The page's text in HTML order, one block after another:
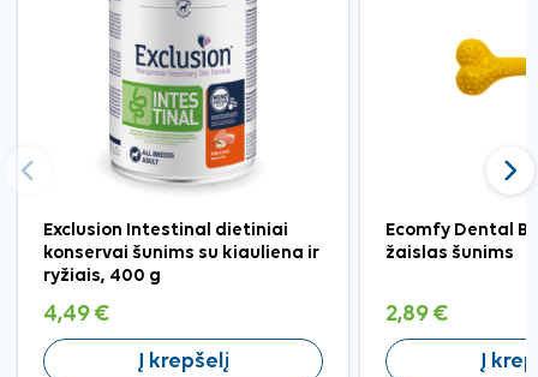
Exclusion Intestinal dietiniai
konservai šunims su kiauliena ir
ryžiais, 400 g
4,49 €
Į krepšelį
Ecomfy Dental
žaislas šunims
2,89 €
Į
Ankstesnis